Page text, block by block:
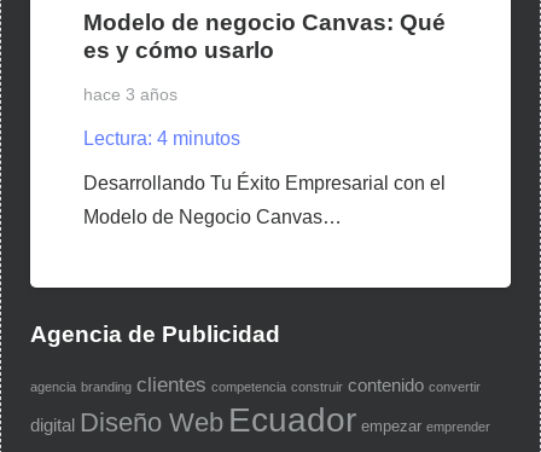
Modelo de negocio Canvas: Qué
es y cómo usarlo
hace 3 años
Lectura: 4 minutos
Desarrollando Tu Éxito Empresarial con el
Modelo de Negocio Canvas…
Agencia de Publicidad
agencia branding clientes competencia construir contenido convertir
digital Diseño Web Ecuador empezar emprender